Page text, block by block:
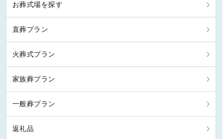
お葬式場を探す
直葬プラン
火葬式プラン
家族葬プラン
一般葬プラン
返礼品